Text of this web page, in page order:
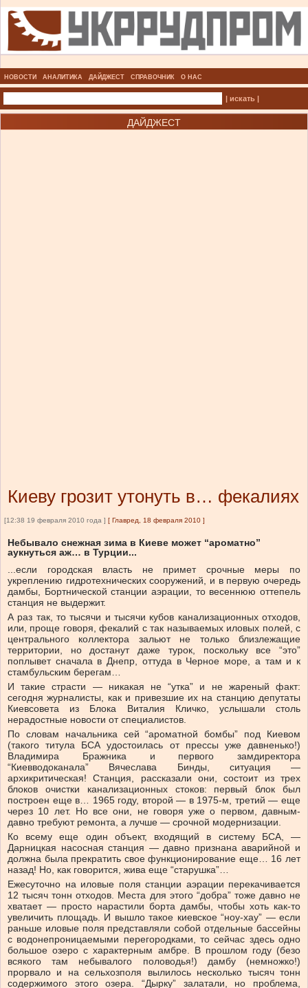
НОВОСТИ АНАЛИТИКА ДАЙДЖЕСТ СПРАВОЧНИК О НАС
| искать |
ДАЙДЖЕСТ
Киеву грозит утонуть в… фекалиях
[12:38 19 февраля 2010 года ] [ Главред, 18 февраля 2010 ]
Небывало снежная зима в Киеве может “ароматно”
аукнуться аж… в Турции...
...если городская власть не примет срочные меры по
укреплению гидротехнических сооружений, и в первую очередь
дамбы, Бортнической станции аэрации, то весеннюю оттепель
станция не выдержит.
А раз так, то тысячи и тысячи кубов канализационных отходов,
или, проще говоря, фекалий с так называемых иловых полей, с
центрального коллектора зальют не только близлежащие
территории, но достанут даже турок, поскольку все “это”
поплывет сначала в Днепр, оттуда в Черное море, а там и к
стамбульским берегам…
И такие страсти — никакая не “утка” и не жареный факт:
сегодня журналисты, как и привезшие их на станцию депутаты
Киевсовета из Блока Виталия Кличко, услышали столь
нерадостные новости от специалистов.
По словам начальника сей “ароматной бомбы” под Киевом
(такого титула БСА удостоилась от прессы уже давненько!)
Владимира Бражника и первого замдиректора
“Киевводоканала” Вячеслава Бинды, ситуация —
архикритическая! Станция, рассказали они, состоит из трех
блоков очистки канализационных стоков: первый блок был
построен еще в… 1965 году, второй — в 1975-м, третий — еще
через 10 лет. Но все они, не говоря уже о первом, давным-
давно требуют ремонта, а лучше — срочной модернизации.
Ко всему еще один объект, входящий в систему БСА, —
Дарницкая насосная станция — давно признана аварийной и
должна была прекратить свое функционирование еще… 16 лет
назад! Но, как говорится, жива еще “старушка”…
Ежесуточно на иловые поля станции аэрации перекачивается
12 тысяч тонн отходов. Места для этого “добра” тоже давно не
хватает — просто нарастили борта дамбы, чтобы хоть как-то
увеличить площадь. И вышло такое киевское “ноу-хау” — если
раньше иловые поля представляли собой отдельные бассейны
с водонепроницаемыми перегородками, то сейчас здесь одно
большое озеро с характерным амбре. В прошлом году (безо
всякого там небывалого половодья!) дамбу (немножко!)
прорвало и на сельхозполя вылилось несколько тысяч тонн
содержимого этого озера. “Дырку” залатали, но проблема,